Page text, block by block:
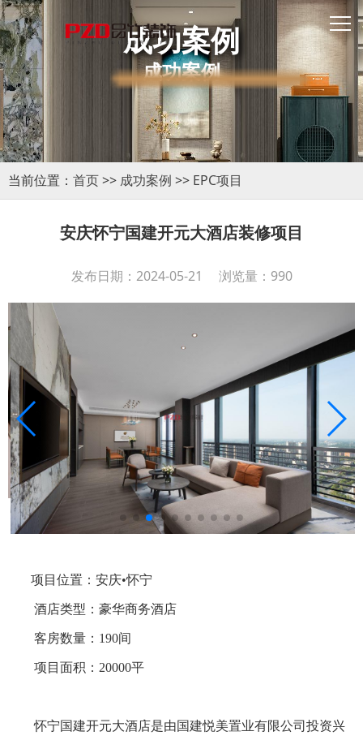
成功案例
成功案例
当前位置： 首页>> 成功案例 >> EPC项目
安庆怀宁国建开元大酒店装修项目
发布日期：2024-05-21 浏览量：990
项目位置：安庆•怀宁
酒店类型：豪华商务酒店
客房数量： 190间
项目面积： 20000平
怀宁国建开元大酒店是由国建悦美置业有限公司投资兴